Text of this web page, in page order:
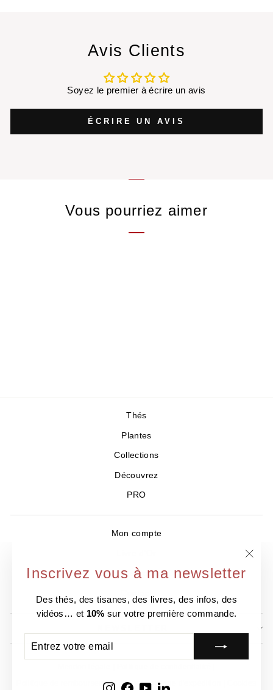
Inscrivez vous à ma newsletter
Des thés, des tisanes, des livres, des infos, des
vidéos… et 10% sur votre première commande.
VOTRE
EMAIL
InstagramFacebook
YouTubeLinkedIn
Avis Clients
Soyez le premier à écrire un avis
ÉCRIRE UN AVIS
Vous pourriez aimer
Thés
Plantes
Collections
Découvrez
PRO
Mon compte
Où nous trouver ?
Politique de remboursement
CGV Politique d'expédition